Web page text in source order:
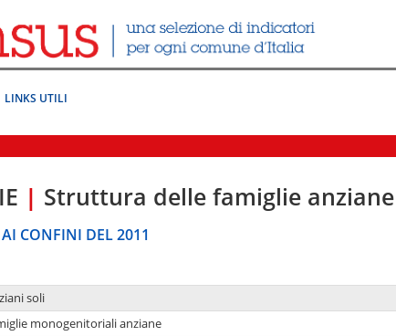
LINKS UTILI
| Struttura delle famiglie anziane
CONFINI DEL 2011
soli
monogenitoriali anziane